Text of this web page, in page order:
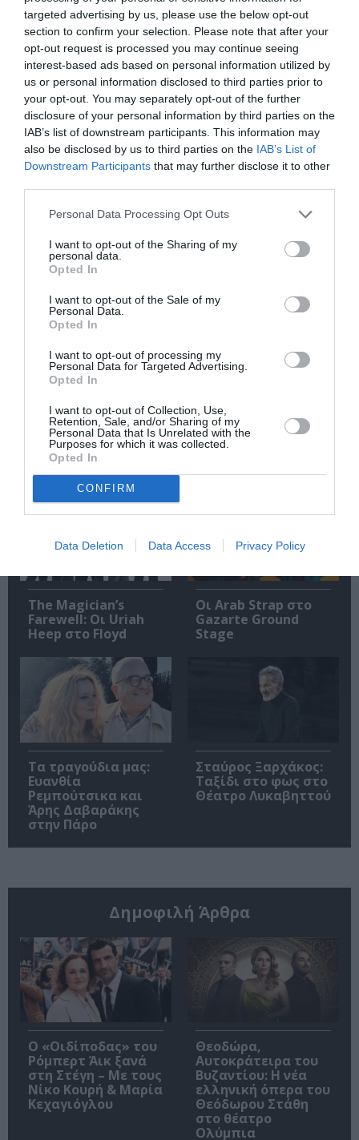
targeted advertising by us, please use the below opt-out
section to confirm your selection. Please note that after your
opt-out request is processed you may continue seeing
interest-based ads based on personal information utilized by
us or personal information disclosed to third parties prior to
your opt-out. You may separately opt-out of the further
disclosure of your personal information by third parties on the
IAB’s list of downstream participants. This information may
also be disclosed by us to third parties on the IAB’s List of
Downstream Participants that may further disclose it to other
Personal Data Processing Opt Outs
I want to opt-out of the Sharing of my
personal data.
Opted In
I want to opt-out of the Sale of my
Personal Data.
Opted In
I want to opt-out of processing my
Personal Data for Targeted Advertising.
Opted In
I want to opt-out of Collection, Use,
Retention, Sale, and/or Sharing of my
Personal Data that Is Unrelated with the
Purposes for which it was collected.
Opted In
CONFIRM
Data Deletion Data Access Privacy Policy
Πολιτισμό στοCulturenow.gr
Νέοι Διαγωνισμοί❯
Tags
ΕΝΤΕΧΝΟ - ΛΑΪΚΟ - ΠΑΡΑΔΟΣΙΑΚΗ
ΚΑΛΟΚΑΙΡΙΝΕΣ ΣΥΝΑΥΛΙΕΣ
ΛΙΝΑ ΝΙΚΟΛΑΚΟΠΟΥΛΟΥ
ΣΥΝΑΥΛΙΕΣ 2021
ΤΑΝΙΑ ΤΣΑΝΑΚΛΙΔΟΥ
Κάθε βδομάδα στο e-mail σας τα τελευταία νέα για
την Τέχνη και τον Πολιτισμό!
Σχετικά Άρθρα
The Magician’s
Farewell: Οι Uriah
Heep στο Floyd
Οι Arab Strap στο
Gazarte Ground
Stage
Τα τραγούδια μας:
Ευανθία
Ρεμπούτσικα και
Άρης Δαβαράκης
στην Πάρο
Σταύρος Ξαρχάκος:
Ταξίδι στο φως στο
Θέατρο Λυκαβηττού
Δημοφιλή Άρθρα
O «Οιδίποδας» του
Ρόμπερτ Άικ ξανά
στη Στέγη – Με τους
Νίκο Κουρή & Μαρία
Κεχαγιόγλου
Θεοδώρα,
Αυτοκράτειρα του
Βυζαντίου: Η νέα
ελληνική όπερα του
Θεόδωρου Στάθη
στο θέατρο
Ολύμπια